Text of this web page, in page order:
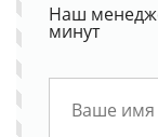
Наш
минут